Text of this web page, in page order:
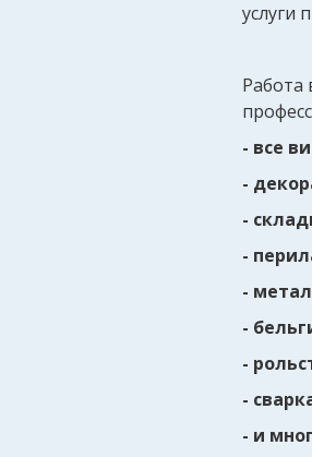
услуги
Работа
- все
-
-
-
-
-
-
-
- и